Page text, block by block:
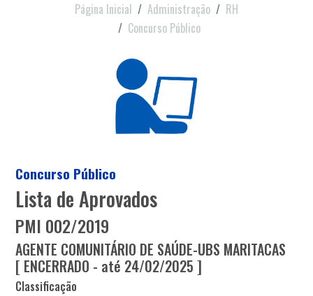
Página Inicial Administração
RH
Concurso Público
Concurso Público
Lista de Aprovados
PMI 002/2019
AGENTE COMUNITÁRIO DE SAÚDE-UBS MARITACAS
[ ENCERRADO - até 24/02/2025 ]
Classificação